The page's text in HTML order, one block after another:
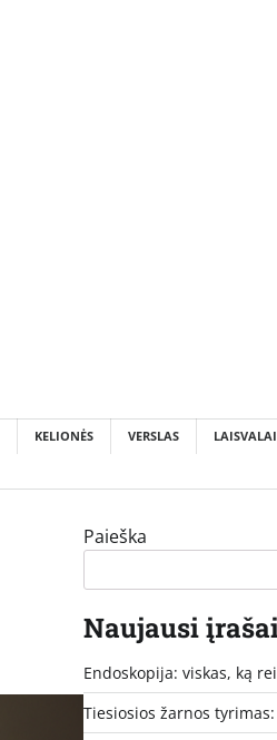
KELIONĖS VERSLAS
Paieška
Naujausi
Endoskopija: viskas, ką
Tiesiosios žarnos